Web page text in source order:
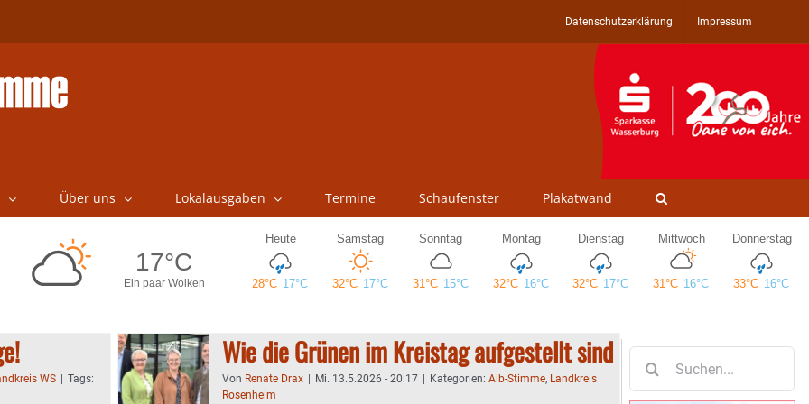
Datenschutzerklärung Impressum
Über uns Lokalausgaben Termine Schaufenster Plakatwand
WS
Tags:
Wie die Grünen im Kreistag aufgestellt sind
Von Renate Drax Mi. 13.5.2026 - 20:17 Kategorien: Aib-Stimme, Landkreis
Rosenheim
nach: